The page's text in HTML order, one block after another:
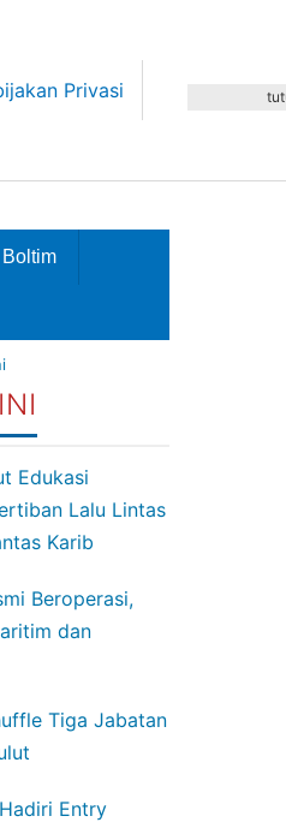
Privasi
Boltim
Edukasi
Lalu Lintas
Karib
Beroperasi,
dan
Tiga Jabatan
Entry